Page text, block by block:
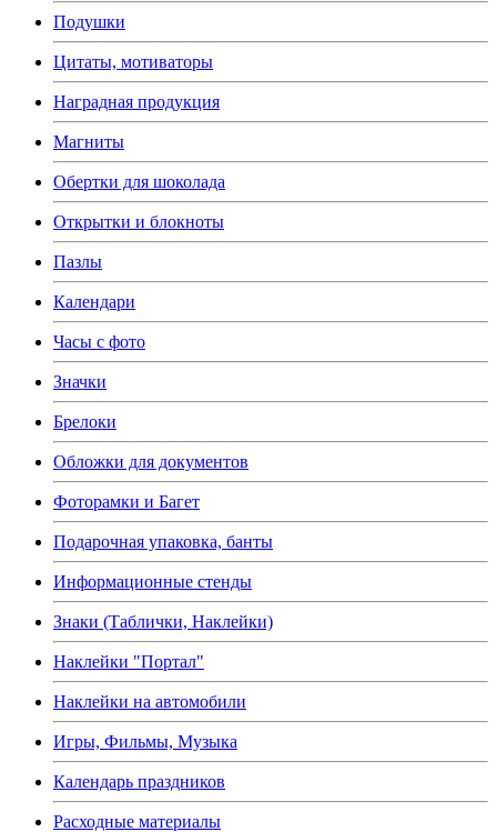
Подушки
Цитаты, мотиваторы
Наградная продукция
Магниты
Обертки для шоколада
Открытки и блокноты
Пазлы
Календари
Часы с фото
Значки
Брелоки
Обложки для документов
Фоторамки и Багет
Подарочная упаковка, банты
Информационные стенды
Знаки (Таблички, Наклейки)
Наклейки "Портал"
Наклейки на автомобили
Игры, Фильмы, Музыка
Календарь праздников
Расходные материалы